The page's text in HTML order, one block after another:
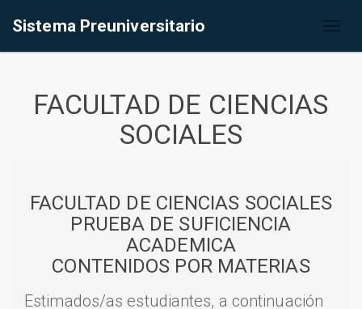
Sistema Preuniversitario
FACULTAD DE CIENCIAS
SOCIALES
FACULTAD DE CIENCIAS SOCIALES
PRUEBA DE SUFICIENCIA
ACADEMICA
CONTENIDOS POR MATERIAS
Estimados/as estudiantes, a continuación